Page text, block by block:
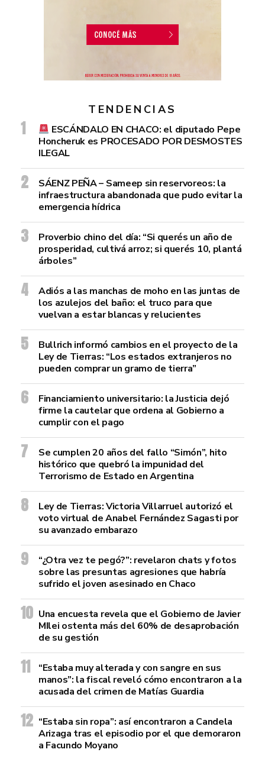
TENDENCIAS
ESCÁNDALO EN CHACO: el diputado Pepe
Honcheruk es PROCESADO POR DESMOSTES
ILEGAL
SÁENZ PEÑA – Sameep sin reservoreos: la
infraestructura abandonada que pudo evitar la
emergencia hídrica
Proverbio chino del día: “Si querés un año de
prosperidad, cultivá arroz; si querés 10, plantá
árboles”
Adiós a las manchas de moho en las juntas de
los azulejos del baño: el truco para que
vuelvan a estar blancas y relucientes
Bullrich informó cambios en el proyecto de la
Ley de Tierras: “Los estados extranjeros no
pueden comprar un gramo de tierra”
Financiamiento universitario: la Justicia dejó
firme la cautelar que ordena al Gobierno a
cumplir con el pago
Se cumplen 20 años del fallo “Simón”, hito
histórico que quebró la impunidad del
Terrorismo de Estado en Argentina
Ley de Tierras: Victoria Villarruel autorizó el
voto virtual de Anabel Fernández Sagasti por
su avanzado embarazo
“¿Otra vez te pegó?”: revelaron chats y fotos
sobre las presuntas agresiones que habría
sufrido el joven asesinado en Chaco
Una encuesta revela que el Gobierno de Javier
MIlei ostenta más del 60% de desaprobación
de su gestión
“Estaba muy alterada y con sangre en sus
manos”: la fiscal reveló cómo encontraron a la
acusada del crimen de Matías Guardia
“Estaba sin ropa”: así encontraron a Candela
Arizaga tras el episodio por el que demoraron
a Facundo Moyano